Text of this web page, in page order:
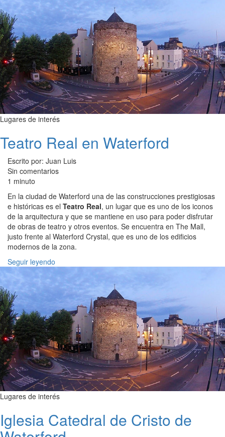
Lugares de interés
Teatro Real en Waterford
Escrito por: Juan Luis
Sin comentarios
1 minuto
En la ciudad de Waterford una de las construcciones prestigiosas
e históricas es el Teatro Real, un lugar que es uno de los iconos
de la arquitectura y que se mantiene en uso para poder disfrutar
de obras de teatro y otros eventos. Se encuentra en The Mall,
justo frente al Waterford Crystal, que es uno de los edificios
modernos de la zona.
Seguir leyendo
Lugares de interés
Iglesia Catedral de Cristo de